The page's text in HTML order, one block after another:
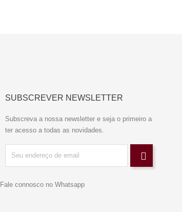
SUBSCREVER NEWSLETTER
Subscreva a nossa newsletter e seja o primeiro a
ter acesso a todas as novidades.
Fale connosco no Whatsapp